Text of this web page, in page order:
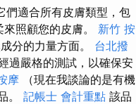
們適合所有皮膚類型，包
照顧您的皮膚。 新竹 按
分的力量方面。 台北撥
過嚴格的測試，以確保安
摩 （現在我談論的是有機
。 記帳士 會計重點 該品